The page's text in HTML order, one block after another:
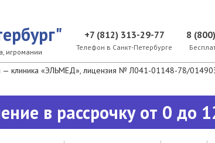
игромании
+7 (812) 313-29-77
Телефон в Санкт-Петербурге
8
клиника «ЭЛЬМЕД», лицензия № Л041-01148-78/
в рассрочку от 0 до